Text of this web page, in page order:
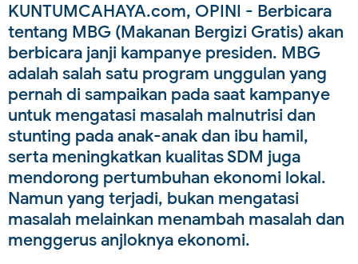
KUNTUMCAHAYA.com, OPINI - Berbicara
tentang MBG (Makanan Bergizi Gratis) akan
berbicara janji kampanye presiden. MBG
adalah salah satu program unggulan yang
pernah di sampaikan pada saat kampanye
untuk mengatasi masalah malnutrisi dan
stunting pada anak-anak dan ibu hamil,
serta meningkatkan kualitas SDM juga
mendorong pertumbuhan ekonomi lokal.
Namun yang terjadi, bukan mengatasi
masalah melainkan menambah masalah dan
menggerus anjloknya ekonomi.